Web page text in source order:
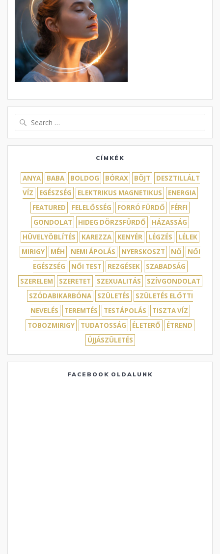
CÍMKÉK
ANYA BABA BOLDOG BÓRAX BÖJT
DESZTILLÁLT
VÍZ
EGÉSZSÉG ELEKTRIKUS MAGNETIKUS
ENERGIA
FEATURED
FELELŐSSÉG FORRÓ FÜRDŐ
FÉRFI
GONDOLAT
HIDEG DÖRZSFÜRDŐ
HÁZASSÁG
HÜVELYÖBLÍTÉS
KAREZZA KENYÉR LÉGZÉS
LÉLEK
MIRIGY
MÉH NEMI ÁPOLÁS NYERSKOSZT NŐ
NŐI
EGÉSZSÉG
NŐI TEST REZGÉSEK
SZABADSÁG
SZERELEM
SZERETET SZEXUALITÁS
SZÍVGONDOLAT
SZÓDABIKARBÓNA
SZÜLETÉS
SZÜLETÉS ELŐTTI
NEVELÉS
TEREMTÉS TESTÁPOLÁS
TISZTA VÍZ
TOBOZMIRIGY
TUDATOSSÁG ÉLETERŐ
ÉTREND
ÚJJÁSZÜLETÉS
FACEBOOK OLDALUNK